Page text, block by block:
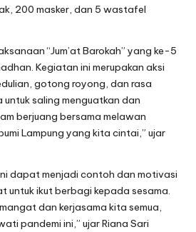
200 masker, dan 5 wastafel
“Jum’at Barokah” yang ke-5
Kegiatan ini merupakan aksi
gotong royong, dan rasa
saling menguatkan dan
berjuang bersama melawan
Lampung yang kita cintai,” ujar
dapat menjadi contoh dan motivasi
untuk ikut berbagi kepada sesama.
dan kerjasama kita semua,
pandemi ini,” ujar Riana Sari